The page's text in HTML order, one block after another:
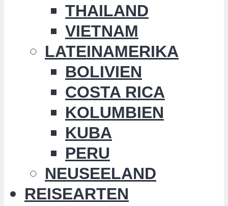
THAILAND
VIETNAM
LATEINAMERIKA
BOLIVIEN
COSTA RICA
KOLUMBIEN
KUBA
PERU
NEUSEELAND
REISEARTEN